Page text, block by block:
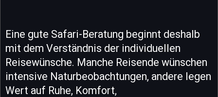
Eine gute Safari-Beratung beginnt deshalb
mit dem Verständnis der individuellen
Reisewünsche. Manche Reisende wünschen
intensive Naturbeobachtungen, andere legen
Wert auf Ruhe, Komfort,